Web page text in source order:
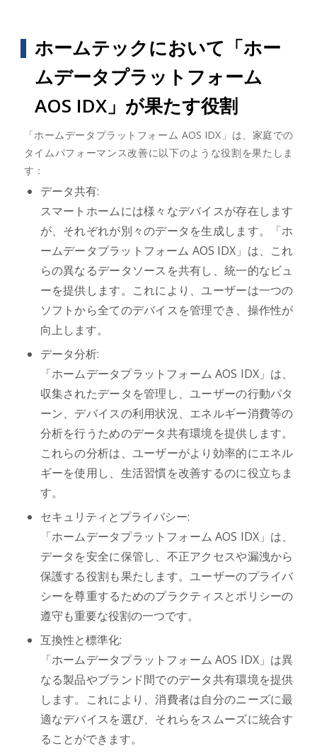
ホームテックにおいて「ホー
ムデータプラットフォーム
AOS IDX」が果たす役割
「ホームデータプラットフォーム AOS IDX」は、家庭での
タイムパフォーマンス改善に以下のような役割を果たしま
す：
データ共有:
スマートホームには様々なデバイスが存在します
が、それぞれが別々のデータを生成します。「ホ
ームデータプラットフォーム AOS IDX」は、これ
らの異なるデータソースを共有し、統一的なビュ
ーを提供します。これにより、ユーザーは一つの
ソフトから全てのデバイスを管理でき、操作性が
向上します。
データ分析:
「ホームデータプラットフォーム AOS IDX」は、
収集されたデータを管理し、ユーザーの行動パタ
ーン、デバイスの利用状況、エネルギー消費等の
分析を行うためのデータ共有環境を提供します。
これらの分析は、ユーザーがより効率的にエネル
ギーを使用し、生活習慣を改善するのに役立ちま
す。
セキュリティとプライバシー:
「ホームデータプラットフォーム AOS IDX」は、
データを安全に保管し、不正アクセスや漏洩から
保護する役割も果たします。ユーザーのプライバ
シーを尊重するためのプラクティスとポリシーの
遵守も重要な役割の一つです。
互換性と標準化:
「ホームデータプラットフォーム AOS IDX」は異
なる製品やブランド間でのデータ共有環境を提供
します。これにより、消費者は自分のニーズに最
適なデバイスを選び、それらをスムーズに統合す
ることができます。